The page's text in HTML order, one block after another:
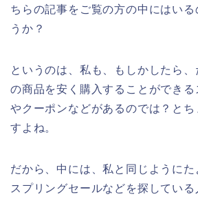
ちらの記事をご覧の方の中にはいる
うか？
というのは、私も、もしかしたら
の商品を安く購入することができ
やクーポンなどがあるのでは？と
すよね。
だから、中には、私と同じように
スプリングセールなどを探してい